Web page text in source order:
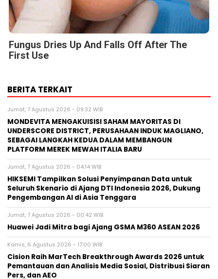
BERITA TERKAIT
Jumat, 7 Agustus 2026 - 09:32 WIB
MONDEVITA MENGAKUISISI SAHAM MAYORITAS DI
UNDERSCORE DISTRICT, PERUSAHAAN INDUK MAGLIANO,
SEBAGAI LANGKAH KEDUA DALAM MEMBANGUN
PLATFORM MEREK MEWAH ITALIA BARU
Jumat, 7 Agustus 2026 - 04:14 WIB
HIKSEMI Tampilkan Solusi Penyimpanan Data untuk
Seluruh Skenario di Ajang DTI Indonesia 2026, Dukung
Pengembangan AI di Asia Tenggara
Huawei Jadi Mitra bagi Ajang GSMA M360 ASEAN 2026
Kamis, 6 Agustus 2026 - 17:00 WIB
Cision Raih MarTech Breakthrough Awards 2026 untuk